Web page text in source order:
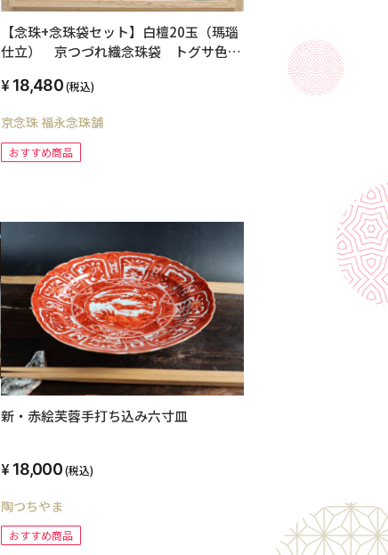
【念珠+念珠袋セット】白檀20玉（瑪瑙
仕立） 京つづれ織念珠袋 トグサ色
18,480(税込)
京念珠 福永念珠舗
おすすめ商品
新・赤絵芙蓉手打ち込み六寸皿
18,000(税込)
陶つちやま
おすすめ商品